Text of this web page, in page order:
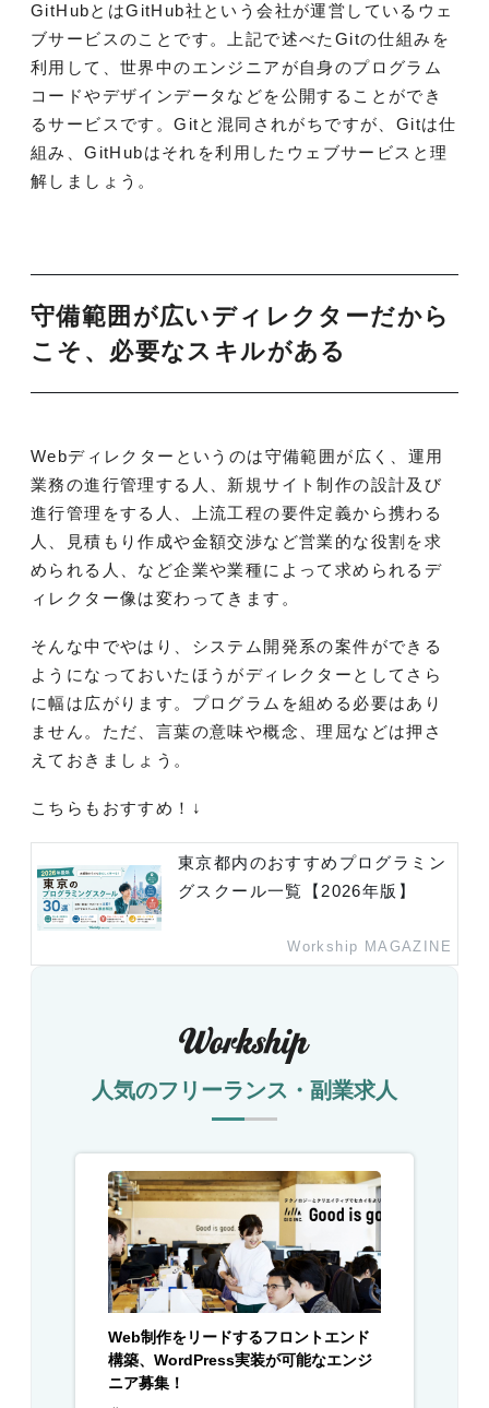
GitHubとはGitHub社という会社が運営しているウェ
ブサービスのことです。上記で述べたGitの仕組みを
利用して、世界中のエンジニアが自身のプログラム
コードやデザインデータなどを公開することができ
るサービスです。Gitと混同されがちですが、Gitは仕
組み、GitHubはそれを利用したウェブサービスと理
解しましょう。
守備範囲が広いディレクターだから
こそ、必要なスキルがある
Webディレクターというのは守備範囲が広く、運用
業務の進行管理する人、新規サイト制作の設計及び
進行管理をする人、上流工程の要件定義から携わる
人、見積もり作成や金額交渉など営業的な役割を求
められる人、など企業や業種によって求められるデ
ィレクター像は変わってきます。
そんな中でやはり、システム開発系の案件ができる
ようになっておいたほうがディレクターとしてさら
に幅は広がります。プログラムを組める必要はあり
ません。ただ、言葉の意味や概念、理屈などは押さ
えておきましょう。
こちらもおすすめ！↓
東京都内のおすすめプログラミン
グスクール一覧【2026年版】
Workship MAGAZINE
人気のフリーランス・副業求人
Web制作をリードするフロントエンド
構築、WordPress実装が可能なエンジ
ニア募集！